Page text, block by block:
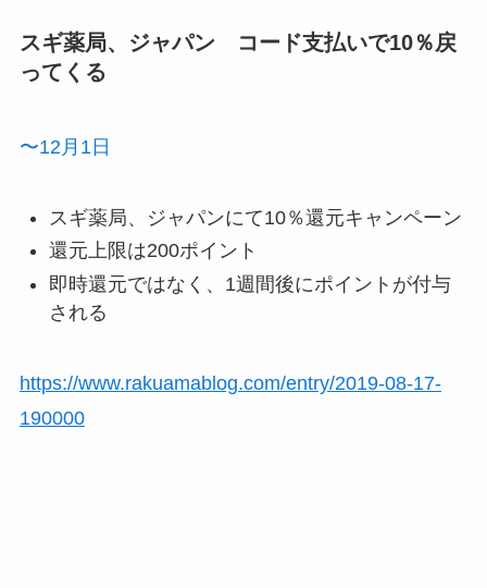
スギ薬局、ジャパン コード支払いで10％戻
ってくる
〜12月1日
スギ薬局、ジャパンにて10％還元キャンペーン
還元上限は200ポイント
即時還元ではなく、1週間後にポイントが付与
される
https://www.rakuamablog.com/entry/2019-08-17-
190000